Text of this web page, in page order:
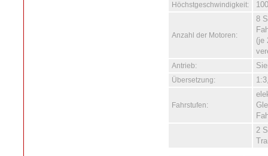
Höchstgeschwindigkeit:
Anzahl der Motoren:
8
(je
Antrieb:
Übersetzung:
Fahrstufen:
2